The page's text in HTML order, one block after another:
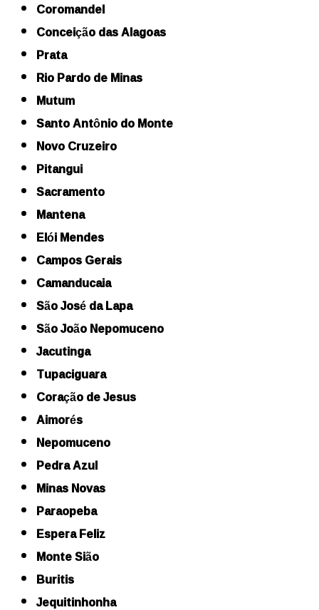
Coromandel
Conceição das Alagoas
Prata
Rio Pardo de Minas
Mutum
Santo Antônio do Monte
Novo Cruzeiro
Pitangui
Sacramento
Mantena
Elói Mendes
Campos Gerais
Camanducaia
São José da Lapa
São João Nepomuceno
Jacutinga
Tupaciguara
Coração de Jesus
Aimorés
Nepomuceno
Pedra Azul
Minas Novas
Paraopeba
Espera Feliz
Monte Sião
Buritis
Jequitinhonha